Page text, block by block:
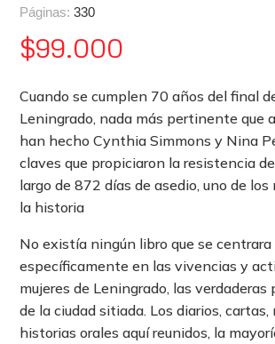
Páginas:330
$99.000
Cuando se cumplen 70 años del final
Leningrado, nada más pertinente que
han hecho Cynthia Simmons y Nina
claves que propiciaron la resistencia
largo de 872 días de asedio, uno de los
la historia
No existía ningún libro que se centrara
específicamente en las vivencias y
mujeres de Leningrado, las
de la ciudad sitiada. Los diarios, cartas,
historias orales aquí reunidos, la